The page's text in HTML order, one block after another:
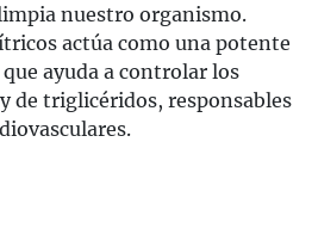
nuestro organismo.
actúa como una potente
ayuda a controlar los
de triglicéridos, responsables